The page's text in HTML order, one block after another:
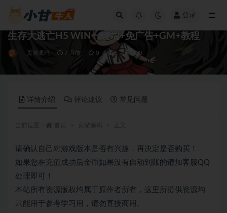
登录
生存大逃亡H5 WIN一键端+免广告+GM+教程
页游源码 7 月前 0 5 100
详情介绍 评论建议 常见问题
请确认自己对游戏版本是否有兴趣，再决定是否购买！
如果您在充值成功后金币如果没有自动到账的请加客服QQ
处理即可！
本站所有资源版权均属于原作者所有，这里所提供资源均
只能用于参考学习用，请勿直接商用。